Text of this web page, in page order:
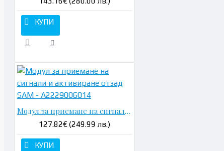
КУПИ
Модул за приемане на сигнали и активиране отзад SAM - A2229006014
127.82€ (249.99 лв.)
КУПИ